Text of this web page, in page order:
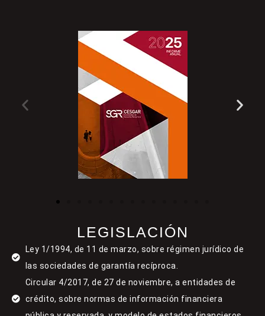
LEGISLACIÓN
Ley 1/1994, de 11 de marzo, sobre régimen jurídico de
las sociedades de garantía recíproca.
Circular 4/2017, de 27 de noviembre, a entidades de
crédito, sobre normas de información financiera